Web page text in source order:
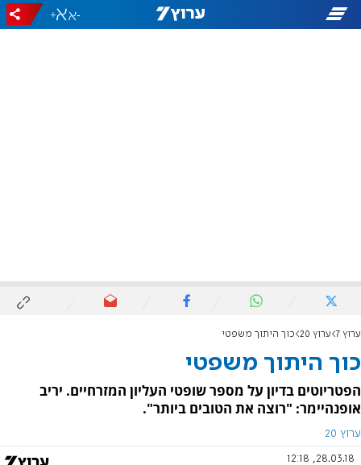
-
+
ערוץ 7 ערוץ 20 כוך היתוך משפטי
כוך היתוך משפטי
הפטריוטים בדיון על מספר שופטי העליון המזרחיים. יריב
אופנהיימר: "רוצה את הטובים ביותר".
ערוץ 20
28.03.18, 12:18